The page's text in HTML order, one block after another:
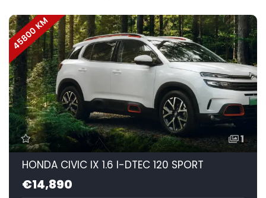
45800 KM
1
HONDA CIVIC IX 1.6 I-DTEC 120 SPORT
€14,890